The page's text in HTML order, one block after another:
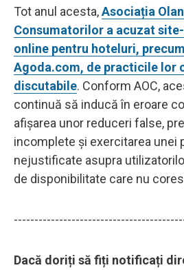
Tot anul acesta,Asociația
Consumatorilor a acuzat
online pentru hoteluri,
Agoda.com, de practicile lor
discutabile. Conform AOC,
continuă să inducă în eroare
afișarea unor reduceri false,
incomplete și exercitarea unei
nejustificate asupra
de disponibilitate care nu
Dacă doriți să fiți notificați